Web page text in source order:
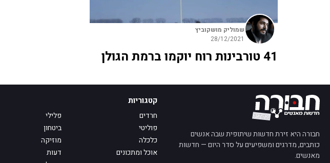
שמוליק מושקוביץ
28/12/2021
41 טורבינות רוח יוקמו ברמת הגולן
חבורה היא זירת חדשות שיתופית שבה אנשים
כותבים, מדרגים ומשפיעים על סדר היום — חדשות
מאנשים.
קטגוריות
חרדים
פלילי
פוליטי
ביטחון
כלכלה
מוזיקה
אוכל ומתכונים
דעות